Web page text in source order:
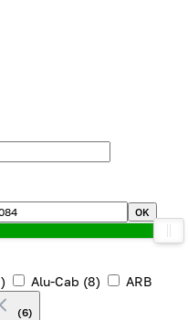
OK
Alu-Cab (8)
ARB
(6)